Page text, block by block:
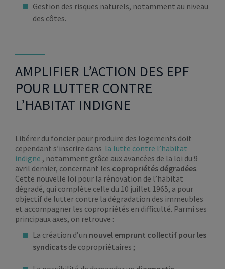
Gestion des risques naturels, notamment au niveau
des côtes.
AMPLIFIER L’ACTION DES EPF
POUR LUTTER CONTRE
L’HABITAT INDIGNE
Libérer du foncier pour produire des logements doit
cependant s’inscrire dans la lutte contre l’habitat
indigne , notamment grâce aux avancées de la loi du 9
avril dernier, concernant les copropriétés dégradées.
Cette nouvelle loi pour la rénovation de l’habitat
dégradé, qui complète celle du 10 juillet 1965, a pour
objectif de lutter contre la dégradation des immeubles
et accompagner les copropriétés en difficulté. Parmi ses
principaux axes, on retrouve :
La création d’un nouvel emprunt collectif pour les
syndicats de copropriétaires ;